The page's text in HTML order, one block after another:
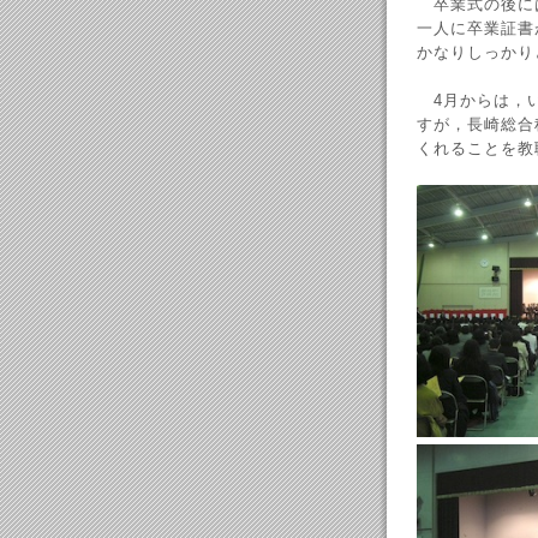
卒業式の後に
一人に卒業証
かなりしっか
4月からは，
すが，長崎総
くれることを